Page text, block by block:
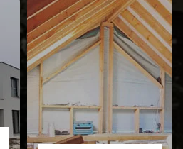
Nettoyage et pose